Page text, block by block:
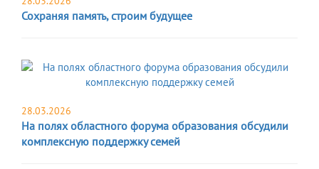
Сохраняя память, строим будущее
28.03.2026
На полях областного форума образования обсудили
комплексную поддержку семей